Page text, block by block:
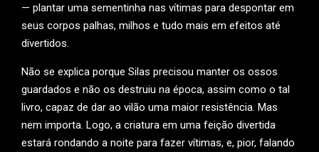
— plantar uma sementinha nas vítimas para despontar em
seus corpos palhas, milhos e tudo mais em efeitos até
divertidos.
Não se explica porque Silas precisou manter os ossos
guardados e não os destruiu na época, assim como o tal
livro, capaz de dar ao vilão uma maior resistência. Mas
nem importa. Logo, a criatura em uma feição divertida
estará rondando a noite para fazer vítimas, e, pior, falando